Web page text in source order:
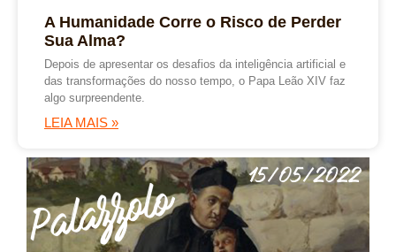
A Humanidade Corre o Risco de Perder
Sua Alma?
Depois de apresentar os desafios da inteligência artificial e
das transformações do nosso tempo, o Papa Leão XIV faz
algo surpreendente.
LEIA MAIS »